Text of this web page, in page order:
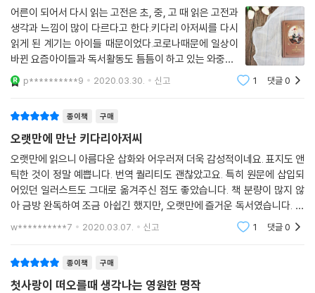
어른이 되어서 다시 읽는 고전은 초, 중, 고 때 읽은 고전과
생각과 느낌이 많이 다르다고 한다.키다리 아저씨를 다시
읽게 된 계기는 아이들 때문이었다.코로나때문에 일상이
바뀐 요즘아이들과 독서활동도 틈틈이 하고 있는 와중에..
최근에 접했던 육아서적 덕분에 키다리아저씨를 다시 읽
게 되었다.책 표지도 예뻤지만..일러스트가 소장가치를 올
p**********9 2020.03.30. 신고 1 댓글0
종이책 구매
오랫만에 만난 키다리아저씨
오랫만에 읽으니 아름다운 삽화와 어우러져 더욱 감성적이네요. 표지도 앤
틱한 것이 정말 예쁩니다. 번역 퀄리티도 괜찮았고요. 특히 원문에 삽입되
어있던 일러스트도 그대로 옮겨주신 점도 좋았습니다. 책 분량이 많지 않
아 금방 완독하여 조금 아쉽긴 했지만, 오랫만에 즐거운 독서였습니다. 리
커버 에디션으로 다른 명작도 또 읽고 싶어지네요. ----------------
w**********7 2020.03.07. 신고 1 댓글0
종이책 구매
첫사랑이 떠오를때 생각나는 영원한 명작